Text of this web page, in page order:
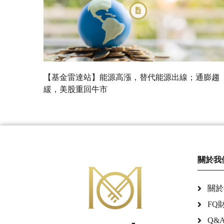
【基金雷達站】能源高漲，替代能源出線；通膨趨
緩，美股重回牛市
關於我
關
FQ